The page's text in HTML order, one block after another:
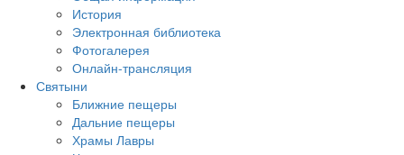
История
Электронная библиотека
Фотогалерея
Онлайн-трансляция
Святыни
Ближние пещеры
Дальние пещеры
Храмы Лавры